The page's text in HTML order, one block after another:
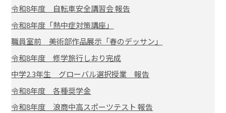
令和8年度 自転車安全講習会 報告
令和8年度「熱中症対策講座」
職員室前 美術部作品展示「春のデッサン」
令和8年度 修学旅行しおり完成
中学2.3年生 グローバル選択授業 報告
令和8年度 各種奨学金
令和8年度 浪商中高スポーツテスト 報告